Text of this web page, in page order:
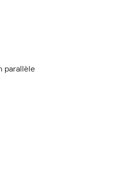
parallèle